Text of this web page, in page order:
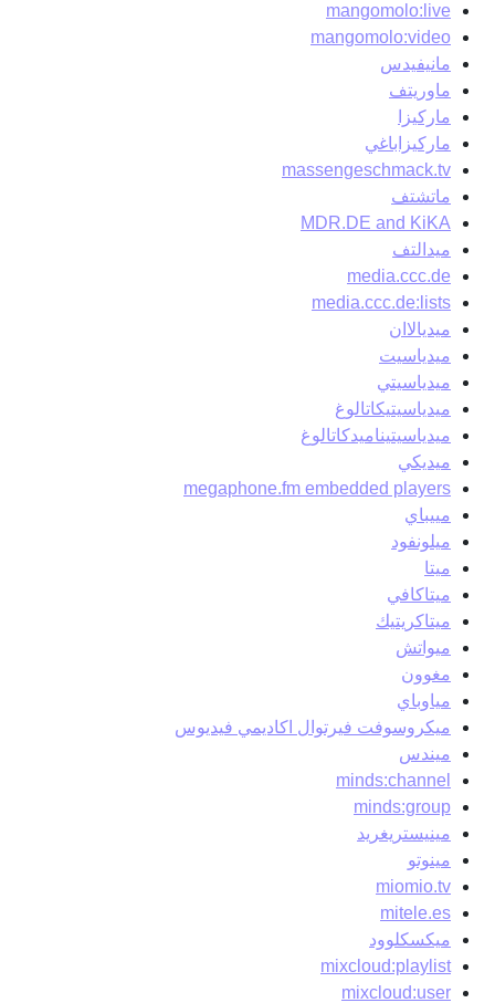
mangomolo:live
mangomolo:video
مانيفيدس
ماوريتف
ماركيزا
ماركيزاباغي
massengeschmack.tv
ماتشتف
MDR.DE and KiKA
ميدالتف
media.ccc.de
media.ccc.de:lists
ميديالاان
ميدياسيت
ميدياسيتي
ميدياسيتيكاتالوغ
ميدياسيتيناميدكاتالوغ
ميديكي
megaphone.fm embedded players
مييباي
ميلونفود
ميتا
ميتاكافي
ميتاكريتيك
ميواتش
مغوون
مياوباي
ميكروسوفت فيرتوال اكاديمي فيديوس
ميندس
minds:channel
minds:group
مينيستريغريد
مينوتو
miomio.tv
mitele.es
ميكسكلوود
mixcloud:playlist
mixcloud:user